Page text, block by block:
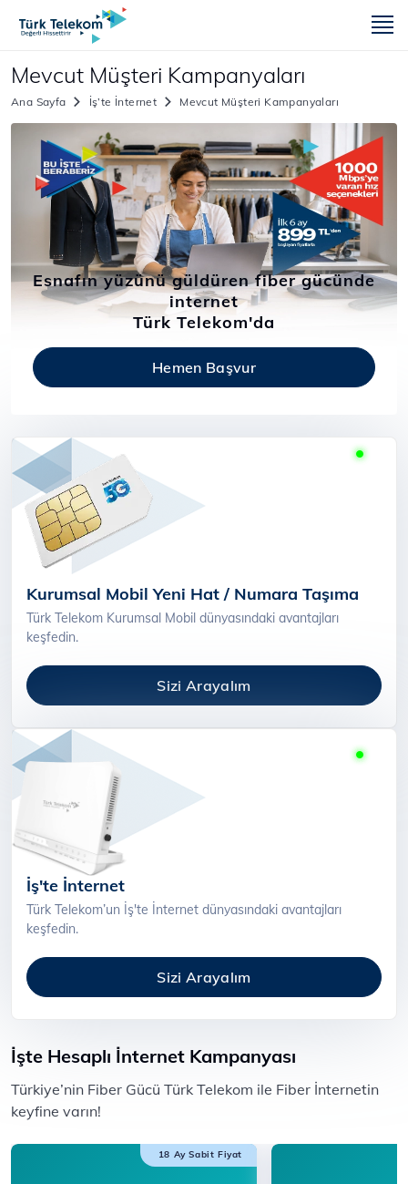
Mevcut Müşteri Kampanyaları
Ana Sayfa İş’te İnternet Mevcut Müşteri Kampanyaları
Esnafın yüzünü güldüren fiber gücünde
internet
Türk Telekom'da
Hemen Başvur
Kurumsal Mobil Yeni Hat / Numara Taşıma
Türk Telekom Kurumsal Mobil dünyasındaki avantajları
keşfedin.
Sizi Arayalım
İş'te İnternet
Türk Telekom’un İş'te İnternet dünyasındaki avantajları
keşfedin.
Sizi Arayalım
İşte Hesaplı İnternet Kampanyası
​​Türkiye’nin Fiber Gücü Türk Telekom ile F​iber İnternetin
keyfine varın!​​​​
18 Ay Sabit Fiyat